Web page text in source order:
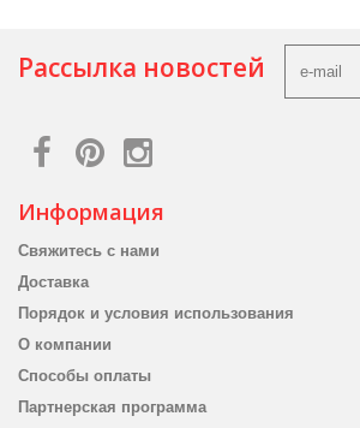
Рассылка новостей
Информация
Свяжитесь с нами
Доставка
Порядок и условия использования
О компании
Способы оплаты
Партнерская программа